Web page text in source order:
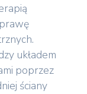
układem
poprzez
ściany